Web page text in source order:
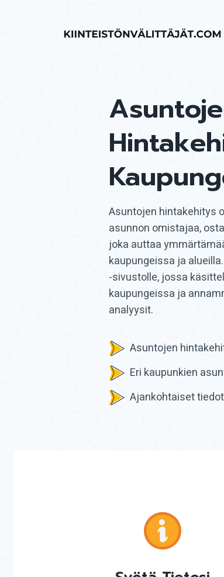
Asuntojen hintakehitys
asunnon omistajaa,
joka auttaa
kaupungeissa ja
-sivustolle, jossa
kaupungeissa ja
analyysit.
Asuntojen
Eri kaupunkien
Ajankohtaiset